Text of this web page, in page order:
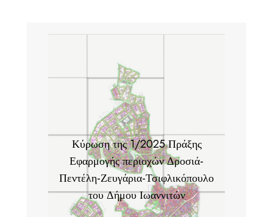
Κύρωση της 1/2025 Πράξης
Εφαρμογής περιοχών Δροσιά-
Πεντέλη-Ζευγάρια-Τσιφλικόπουλο
του Δήμου Ιωαννιτών